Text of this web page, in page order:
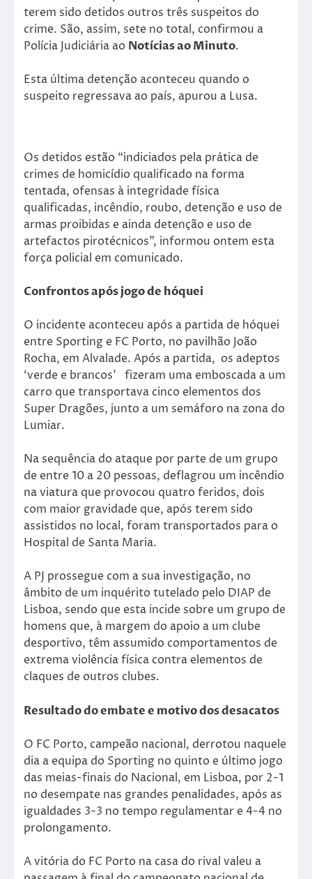
terem sido detidos outros três suspeitos do
crime. São, assim, sete no total, confirmou a
Polícia Judiciária ao Notícias ao Minuto.
Esta última detenção aconteceu quando o
suspeito regressava ao país, apurou a Lusa.
Os detidos estão “indiciados pela prática de
crimes de homicídio qualificado na forma
tentada, ofensas à integridade física
qualificadas, incêndio, roubo, detenção e uso de
armas proibidas e ainda detenção e uso de
artefactos pirotécnicos”, informou ontem esta
força policial em comunicado.
Confrontos após jogo de hóquei
O incidente aconteceu após a partida de hóquei
entre Sporting e FC Porto, no pavilhão João
Rocha, em Alvalade. Após a partida, os adeptos
‘verde e brancos’ fizeram uma emboscada a um
carro que transportava cinco elementos dos
Super Dragões, junto a um semáforo na zona do
Lumiar.
Na sequência do ataque por parte de um grupo
de entre 10 a 20 pessoas, deflagrou um incêndio
na viatura que provocou quatro feridos, dois
com maior gravidade que, após terem sido
assistidos no local, foram transportados para o
Hospital de Santa Maria.
A PJ prossegue com a sua investigação, no
âmbito de um inquérito tutelado pelo DIAP de
Lisboa, sendo que esta incide sobre um grupo de
homens que, à margem do apoio a um clube
desportivo, têm assumido comportamentos de
extrema violência física contra elementos de
claques de outros clubes.
Resultado do embate e motivo dos desacatos
O FC Porto, campeão nacional, derrotou naquele
dia a equipa do Sporting no quinto e último jogo
das meias-finais do Nacional, em Lisboa, por 2-1
no desempate nas grandes penalidades, após as
igualdades 3-3 no tempo regulamentar e 4-4 no
prolongamento.
A vitória do FC Porto na casa do rival valeu a